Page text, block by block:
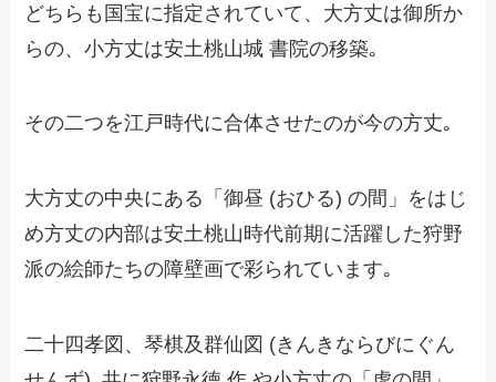
どちらも国宝に指定されていて、大方丈は御所か
らの、小方丈は安土桃山城 書院の移築｡
その二つを江戸時代に合体させたのが今の方丈｡
大方丈の中央にある「御昼 (おひる) の間」をはじ
め方丈の内部は安土桃山時代前期に活躍した狩野
派の絵師たちの障壁画で彩られています｡
二十四孝図、琴棋及群仙図 (きんきならびにぐん